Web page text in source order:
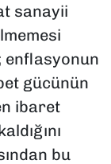
sanayii
enflasyonun
gücünün
ibaret
bu